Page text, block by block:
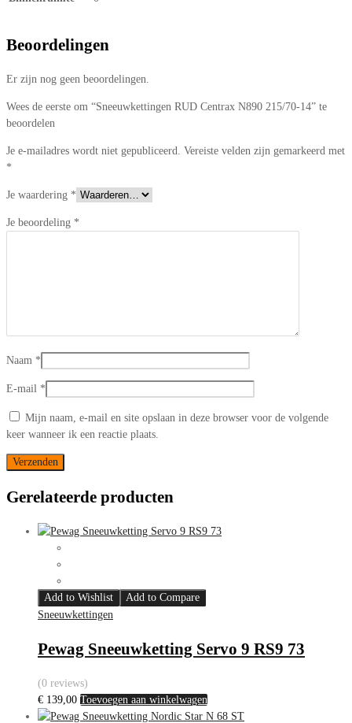
Beoordelingen
Er zijn nog geen beoordelingen.
Wees de eerste om “Sneeuwkettingen RUD Centrax N890 215/70-14” te
beoordelen
Je e-mailadres wordt niet gepubliceerd. Vereiste velden zijn gemarkeerd met
*
Je waardering *
Je beoordeling *
Naam *
E-mail *
Mijn naam, e-mail en site opslaan in deze browser voor de volgende
keer wanneer ik een reactie plaats.
Gerelateerde producten
Add to Wishlist
Add to Compare
Sneeuwkettingen
Pewag Sneeuwketting Servo 9 RS9 73
(0 reviews)
€ 139,00 Toevoegen aan winkelwagen